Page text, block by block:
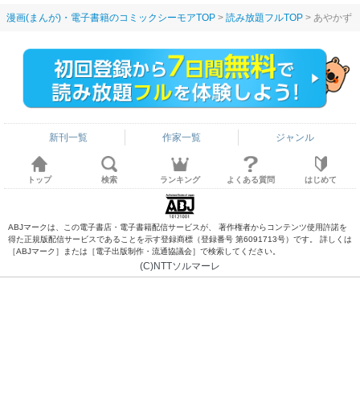
漫画(まんが)・電子書籍のコミックシーモアTOP 読み放題フルTOP あやかず
新刊一覧 作家一覧 ジャンル
トップ 検索 ランキング よくある質問 はじめて
ABJマークは、この電子書店・電子書籍配信サービスが、 著作権者からコンテンツ使用許諾を
得た正規版配信サービスであることを示す登録商標（登録番号 第6091713号）です。 詳しくは
［ABJマーク］または［電子出版制作・流通協議会］で検索してください。
(C)NTTソルマーレ